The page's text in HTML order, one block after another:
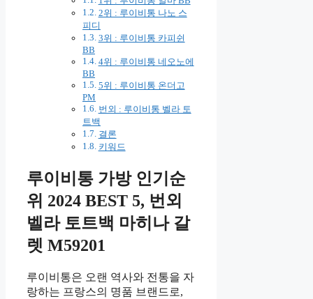
2위 : 루이비통 나노 스
피디
3위 : 루이비통 카피쉰
BB
4위 : 루이비통 네오노에
BB
5위 : 루이비통 온더고
PM
번외 : 루이비통 벨라 토
트백
결론
키워드
루이비통 가방 인기순
위 2024 BEST 5, 번외
벨라 토트백 마히나 갈
렛 M59201
루이비통은 오랜 역사와 전통을 자
랑하는 프랑스의 명품 브랜드로,